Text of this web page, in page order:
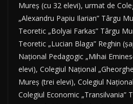
Mureş (cu 32 elevi), urmat de
„Alexandru Papiu Ilarian” Târgu
Teoretic „Bolyai Farkas” Târgu
Teoretic „Lucian Blaga” Reghin
Naţional Pedagogic „Mihai
elevi), Colegiul Naţional
Mureş (trei elevi), Colegiul
Colegiul Economic „Transilvania”